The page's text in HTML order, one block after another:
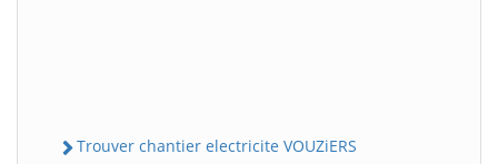
Trouver chantier electricite VOUZiERS